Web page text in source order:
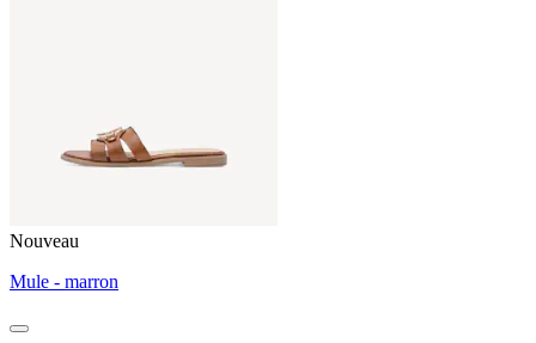
Nouveau
Mule - marron